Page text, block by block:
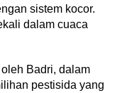
sistem kocor.
dalam cuaca
Badri, dalam
pestisida yang